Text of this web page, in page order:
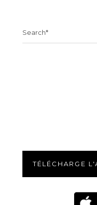
TÉLÉCHARGE